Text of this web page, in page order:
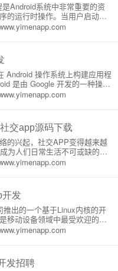
Android系统中非常重要的资
的运行时操作。当用户启动一
系统会为该应用程序创建一个
的系统资源和内存，使应用程
Android 操作系统上构建应用程
是由 Google 开发的一种操作
为智能手机和平板电脑等移动
应用程序开发过程中，您
交app源码下载
的兴起，社交APP变得越来越
为人们日常生活不可或缺的一
作是一个必要的社交工具。本
社交APP的开发原理，以及源码
开发
推出的一个基于Linux内核的开
移动设备领域中最受欢迎的操
的用户基础和丰富的应用程序
一名移动App开发者，Android
发招聘